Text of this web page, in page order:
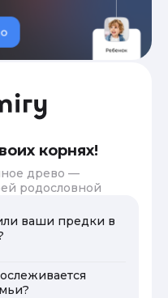
корнях!
древо —
родословной
ваши предки в